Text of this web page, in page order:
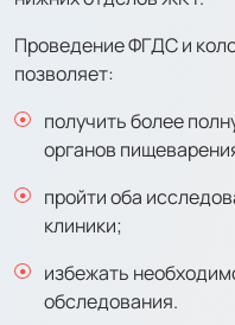
Проведение ФГДС и
позволяет:
получить более
органов
пройти оба
клиники;
избежать
обследования.